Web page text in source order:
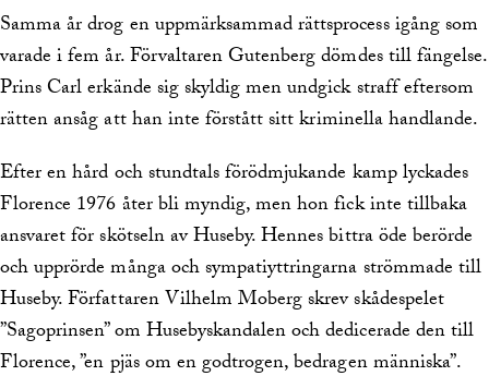
Samma år drog en uppmärksammad rättsprocess igång som
varade i fem år. Förvaltaren Gutenberg dömdes till fängelse.
Prins Carl erkände sig skyldig men undgick straff eftersom
rätten ansåg att han inte förstått sitt kriminella handlande.
Efter en hård och stundtals förödmjukande kamp lyckades
Florence 1976 åter bli myndig, men hon fick inte tillbaka
ansvaret för skötseln av Huseby. Hennes bittra öde berörde
och upprörde många och sympatiyttringarna strömmade till
Huseby. Författaren Vilhelm Moberg skrev skådespelet
”Sagoprinsen” om Husebyskandalen och dedicerade den till
Florence, ”en pjäs om en godtrogen, bedragen människa”.